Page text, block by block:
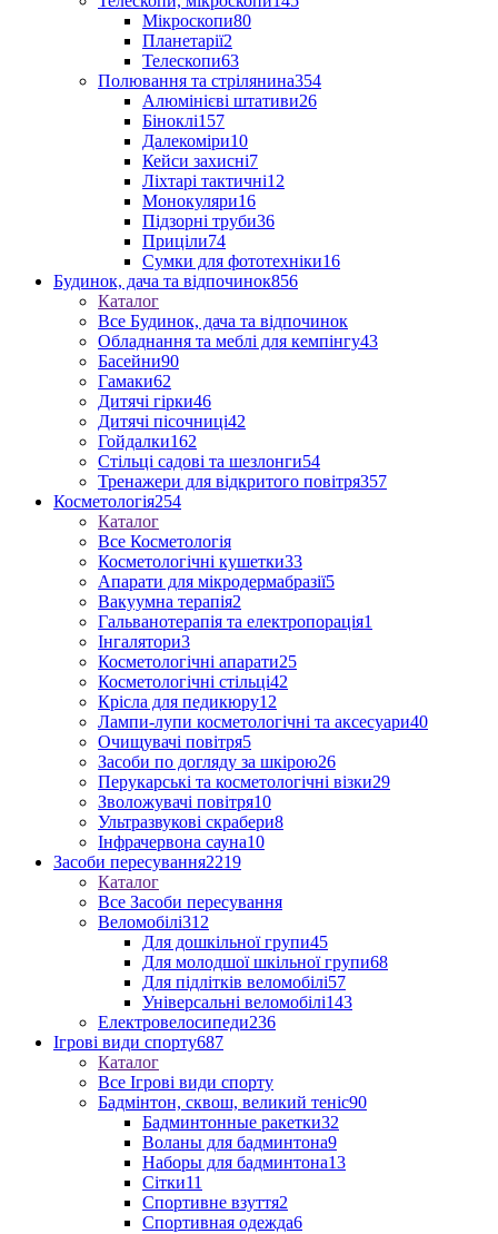
Мікроскопи80
Планетарії2
Телескопи63
Полювання та стрілянина354
Алюмінієві штативи26
Біноклі157
Далекоміри10
Кейси захисні7
Ліхтарі тактичні12
Монокуляри16
Підзорні труби36
Приціли74
Сумки для фототехніки16
Будинок, дача та відпочинок856
Каталог
Все Будинок, дача та відпочинок
Обладнання та меблі для кемпінгу43
Басейни90
Гамаки62
Дитячі гірки46
Дитячі пісочниці42
Гойдалки162
Стільці садові та шезлонги54
Тренажери для відкритого повітря357
Косметологія254
Каталог
Все Косметологія
Косметологічні кушетки33
Апарати для мікродермабразії5
Вакуумна терапія2
Гальванотерапія та електропорація1
Інгалятори3
Косметологічні апарати25
Косметологічні стільці42
Крісла для педикюру12
Лампи-лупи косметологічні та аксесуари40
Очищувачі повітря5
Засоби по догляду за шкірою26
Перукарські та косметологічні візки29
Зволожувачі повітря10
Ультразвукові скрабери8
Інфрачервона сауна10
Засоби пересування2219
Каталог
Все Засоби пересування
Веломобілі312
Для дошкільної групи45
Для молодшої шкільної групи68
Для підлітків веломобілі57
Універсальні веломобілі143
Електровелосипеди236
Ігрові види спорту687
Каталог
Все Ігрові види спорту
Бадмінтон, сквош, великий теніс90
Бадминтонные ракетки32
Воланы для бадминтона9
Наборы для бадминтона13
Сітки11
Спортивне взуття2
Спортивная одежда6